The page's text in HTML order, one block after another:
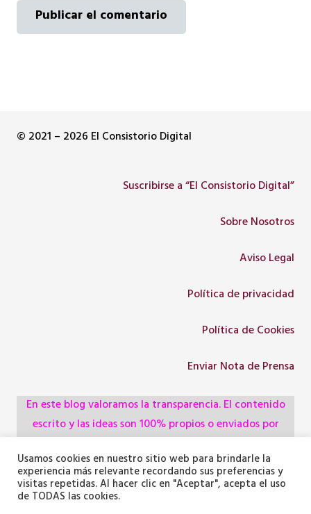
Publicar el comentario
© 2021 – 2026 El Consistorio Digital
Suscribirse a “El Consistorio Digital”
Sobre Nosotros
Aviso Legal
Política de privacidad
Política de Cookies
Enviar Nota de Prensa
En este blog valoramos la transparencia. El contenido
escrito y las ideas son 100% propios o enviados por
administraciones, pero utilizamos herramientas de
inteligencia artificial para optimizar la maquetación del
texto y generar algunas de las imágenes ilustrativas.
Usamos cookies en nuestro sitio web para brindarle la
experiencia más relevante recordando sus preferencias y
visitas repetidas. Al hacer clic en "Aceptar", acepta el uso
de TODAS las cookies.